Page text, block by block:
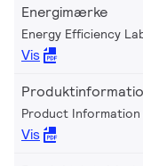
Energimærke
Energy Efficiency
Vis
Product Information
Vis